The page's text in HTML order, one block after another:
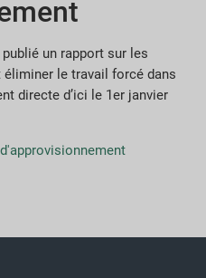
un rapport sur les
le travail forcé dans
directe d’ici le 1er janvier